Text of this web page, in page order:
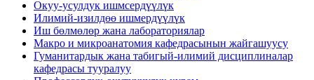
Окуу-усулдук ишмсердүүлүк
Илимий-изилдөө ишмердүүлүк
Иш бөлмөлөр жана лабораториялар
Макро и микроанатомия кафедрасынын жайгашуусу
Гуманитардык жана табигый-илимий дисциплиналар
кафедрасы тууралуу